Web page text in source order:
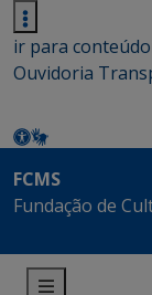
ir para conteúdo
Ouvidoria
FCMS
Fundação de